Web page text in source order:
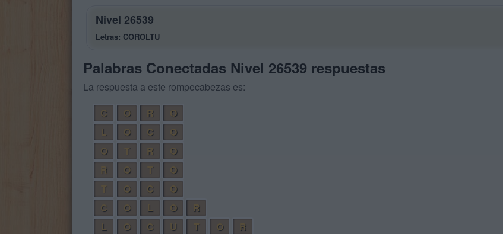
Nivel 26539
Letras: COROLTU
Palabras Conectadas Nivel 26539 respuestas
La respuesta a este rompecabezas es:
C
O R
O
L
O C
O
O
T R
O
R
O T
O
T
O C
O
C
O L O
R
L
O C U T O
R